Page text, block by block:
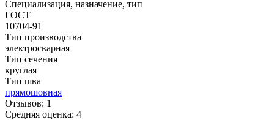
Специализация, назначение, тип
ГОСТ
10704-91
Тип производства
электросварная
Тип сечения
круглая
Тип шва
прямошовная
Отзывов: 1
Средняя оценка: 4